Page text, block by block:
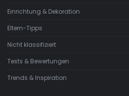
Einrichtung & Dekoration
Eltern-Tipps
Nicht klassifiziert
Tests & Bewertungen
Trends & Inspiration